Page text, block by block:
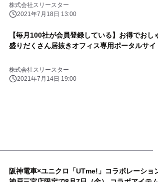
株式会社スリースター
2021年7月18日 13:00
【毎月100社が会員登録している】お得でおし
盛りだくさん居抜きオフィス専用ポータルサイ
株式会社スリースター
2021年7月14日 19:00
阪神電車×ユニクロ「UTme!」コラボレーショ